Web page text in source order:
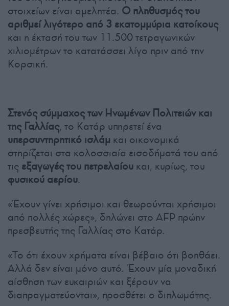
στοιχείων είναι αμελητέα. Ο πληθυσμός του
αριθμεί λιγότερο από 3 εκατομμύρια κατοίκους
και η έκτασή του των 11.500 τετραγωνικών
χιλιομέτρων το κατατάσσει λίγο πριν από την
Κορσική.
Στενός σύμμαχος των Ηνωμένων Πολιτειών και
της Γαλλίας, το Κατάρ υπηρετεί ένα
υπερσυντηρητικό ισλάμ και οικονομικά
στηρίζεται στα κολοσσιαία εισοδήματά του από
τις εξαγωγές του πετρελαίου και, κυρίως, του
φυσικού αερίου.
«Έχουν γίνει χρήσιμοι και θεωρούνται χρήσιμοι
από πολλές χώρες», δηλώνει στο AFP πρώην
πρεσβευτής της Γαλλίας στο Κατάρ.
«Το ότι έχουν χρήματα είναι βέβαιο ότι βοηθάει.
Αλλά δεν είναι μόνο αυτό. Έχουν μία μοναδική
αίσθηση των ευκαιριών και ξέρουν να
διαπραγματεύονται», προσθέτει ο διπλωμάτης.